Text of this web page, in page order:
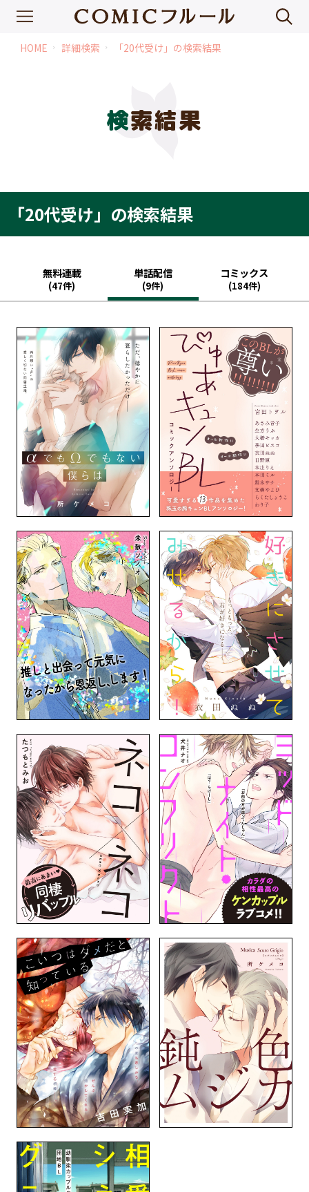
HOME chevron_right 詳細検索 chevron_right 「20代受け」の検索結果
検索結果
「20代受け」の検索結果
無料連載
(47件)
単話配信
(9件)
コミックス
(184件)